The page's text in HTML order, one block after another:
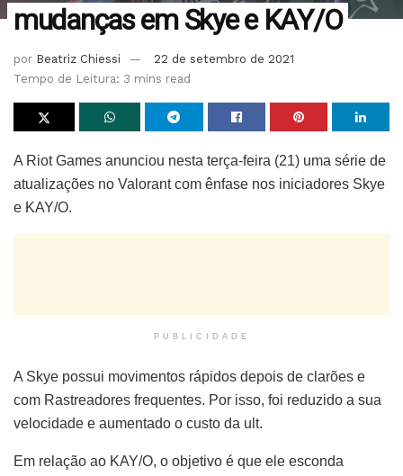
mudanças em Skye e KAY/O
por Beatriz Chiessi
22 de setembro de 2021
Tempo de Leitura: 3 mins read
A Riot Games anunciou nesta terça-feira (21) uma série de
atualizações no Valorant com ênfase nos iniciadores Skye
e KAY/O.
PUBLICIDADE
A Skye possui movimentos rápidos depois de clarões e
com Rastreadores frequentes. Por isso, foi reduzido a sua
velocidade e aumentado o custo da ult.
Em relação ao KAY/O, o objetivo é que ele esconda